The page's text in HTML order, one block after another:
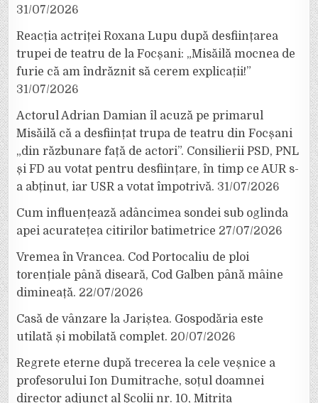
31/07/2026
Reacția actriței Roxana Lupu după desființarea
trupei de teatru de la Focșani: „Misăilă mocnea de
furie că am îndrăznit să cerem explicații!”
31/07/2026
Actorul Adrian Damian îl acuză pe primarul
Misăilă că a desființat trupa de teatru din Focșani
„din răzbunare față de actori”. Consilierii PSD, PNL
și FD au votat pentru desființare, în timp ce AUR s-
a abținut, iar USR a votat împotrivă. 31/07/2026
Cum influențează adâncimea sondei sub oglinda
apei acuratețea citirilor batimetrice 27/07/2026
Vremea în Vrancea. Cod Portocaliu de ploi
torențiale până diseară, Cod Galben până mâine
dimineață. 22/07/2026
Casă de vânzare la Jariștea. Gospodăria este
utilată și mobilată complet. 20/07/2026
Regrete eterne după trecerea la cele veșnice a
profesorului Ion Dumitrache, soțul doamnei
director adjunct al Școlii nr. 10, Mitrița